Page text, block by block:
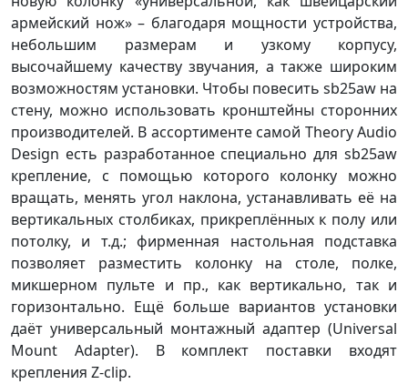
армейский нож» – благодаря мощности устройства,
небольшим размерам и узкому корпусу,
высочайшему качеству звучания, а также широким
возможностям установки. Чтобы повесить sb25aw на
стену, можно использовать кронштейны сторонних
производителей. В ассортименте самой Theory Audio
Design есть разработанное специально для sb25aw
крепление, с помощью которого колонку можно
вращать, менять угол наклона, устанавливать её на
вертикальных столбиках, прикреплённых к полу или
потолку, и т.д.; фирменная настольная подставка
позволяет разместить колонку на столе, полке,
микшерном пульте и пр., как вертикально, так и
горизонтально. Ещё больше вариантов установки
даёт универсальный монтажный адаптер (Universal
Mount Adapter). В комплект поставки входят
крепления Z-clip.